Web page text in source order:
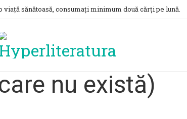
viață sănătoasă, consumați minimum două cărți pe lună.
nu există)